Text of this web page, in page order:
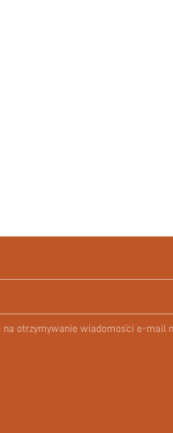
otrzymywanie wiadomości e-mail